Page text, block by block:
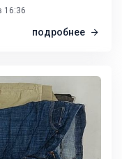
16:36
подробнее